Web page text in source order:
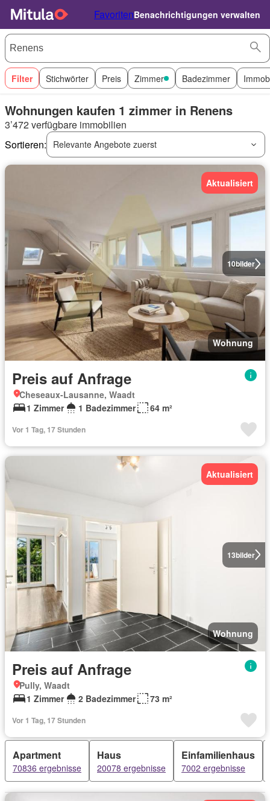
FavoritenBenachrichtigungen verwalten
Filter Stichwörter Preis Zimmer Badezimmer
Wohnungen kaufen 1 zimmer in Renens
3’472 verfügbare immobilien
Sortieren:
Relevante Angebote zuerst
10bilder
Aktualisiert
Wohnung
Preis auf Anfrage
Cheseaux-Lausanne, Waadt
1 Zimmer
1 Badezimmer 64 m²
Vor 1 Tag, 17 Stunden
13bilder
Aktualisiert
Wohnung
Preis auf Anfrage
Pully, Waadt
1 Zimmer
2 Badezimmer 73 m²
Vor 1 Tag, 17 Stunden
Apartment
70836 ergebnisse
Haus
20078 ergebnisse
Einfamilienhaus
7002 ergebnisse